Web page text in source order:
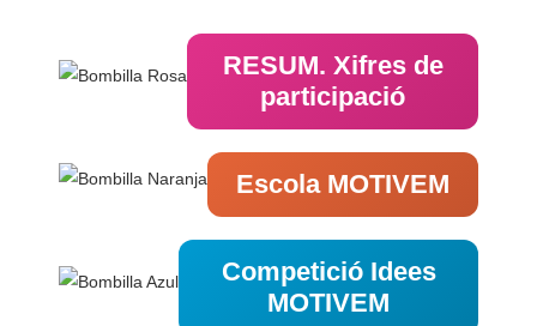
RESUM. Xifres de
participació
Escola MOTIVEM
Competició Idees
MOTIVEM